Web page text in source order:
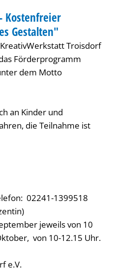
Kostenfreier
Gestalten"
Troisdorf
Förderprogramm
dem Motto
an Kinder und
die Teilnahme ist
02241-1399518
jeweils von 10
von 10-12.15 Uhr.
e.V.